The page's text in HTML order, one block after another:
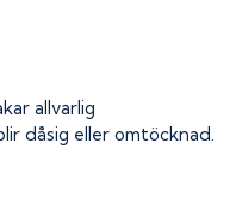
allvarlig
dåsig eller omtöcknad.